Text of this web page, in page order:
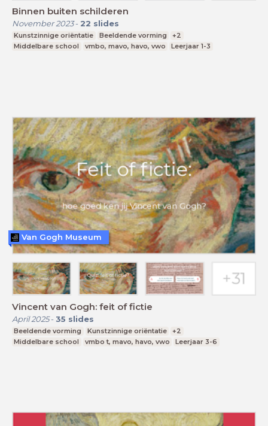
Binnen buiten schilderen
November 2023- 22 slides
Kunstzinnige oriëntatie Beeldende vorming
+2
Middelbare school
vmbo, mavo, havo, vwo Leerjaar 1-3
Vincent van Gogh: feit of fictie
April 2025- 35 slides
Beeldende vorming Kunstzinnige oriëntatie
+2
Middelbare school
vmbo t, mavo, havo, vwo Leerjaar 3-6
Van Gogh Museum